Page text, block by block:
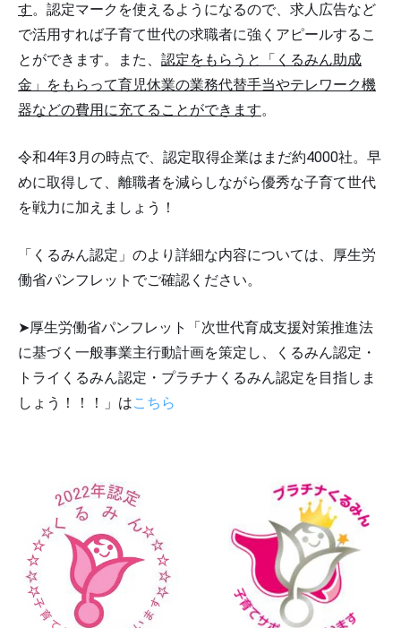
す。認定マークを使えるようになるので、求人広告など
で活用すれば子育て世代の求職者に強くアピールするこ
とができます。また、 認定をもらうと「くるみん助成
金」をもらって育児休業の業務代替手当やテレワーク機
器などの費用に充てることができます。
令和4年3月の時点で、認定取得企業はまだ約4000社。早
めに取得して、離職者を減らしながら優秀な子育て世代
を戦力に加えましょう！
「くるみん認定」のより詳細な内容については、厚生労
働省パンフレットでご確認ください。
➤厚生労働省パンフレット「次世代育成支援対策推進法
に基づく一般事業主行動計画を策定し、くるみん認定・
トライくるみん認定・プラチナくるみん認定を目指しま
しょう！！！」はこちら